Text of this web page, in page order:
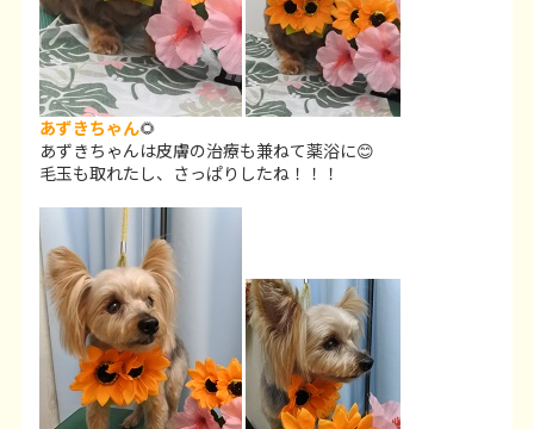
あずきちゃん🌻
あずきちゃんは皮膚の治療も兼ねて薬浴に😊
毛玉も取れたし、さっぱりしたね！！！